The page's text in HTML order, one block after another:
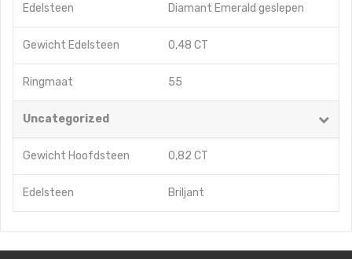
Edelsteen Diamant Emerald geslepen
Gewicht Edelsteen 0,48 CT
Ringmaat 55
Uncategorized
Gewicht Hoofdsteen 0,82 CT
Edelsteen Briljant